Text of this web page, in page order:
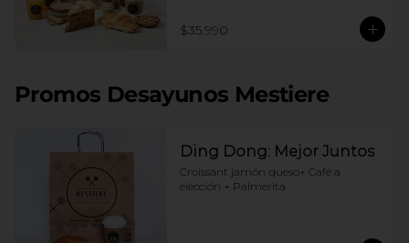
$35.990
Promos Desayunos Mestiere
Ding Dong: Mejor Juntos
Croissant jamón queso+ Café a
elección + Palmerita